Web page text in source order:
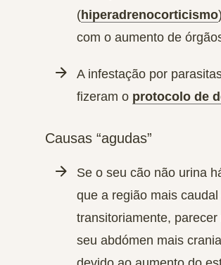
(hiperadrenocorticismo
com o aumento de
A infestação por
fizeram o protocolo de
Causas “agudas”
Se o seu cão não urina
que a região mais
transitoriamente,
seu abdómen mais